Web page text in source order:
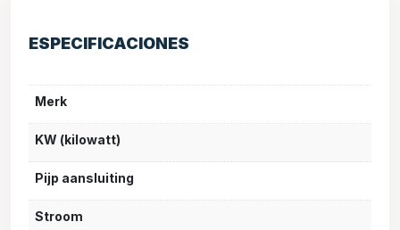
ESPECIFICACIONES
Merk
KW (kilowatt)
Pijp aansluiting
Stroom